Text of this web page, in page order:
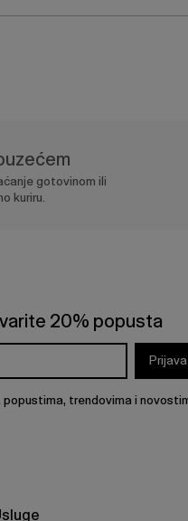
gotovinom ili
kuriru.
20% popusta
Prijava
trendovima i